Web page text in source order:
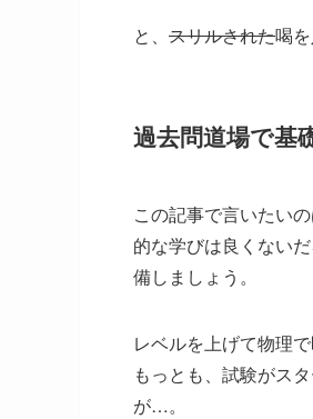
と、 スリルされた喝
過去問道場で基
この記事で言いたい
的な学びは良くない
備しましょう。
レベルを上げて物理
もっとも、試験がス
が…。